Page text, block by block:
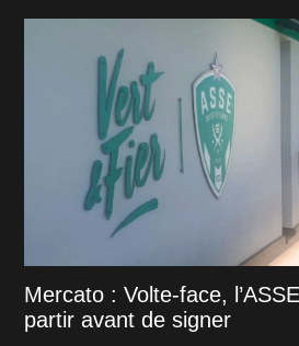
Mercato : Volte-face,
partir avant de signer